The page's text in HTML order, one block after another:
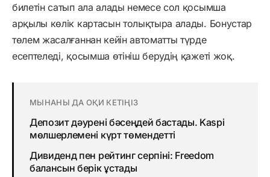
билетін сатып ала алады немесе сол қосымша
арқылы көлік картасын толықтыра алады. Бонустар
төлем жасалғаннан кейін автоматты түрде
есептеледі, қосымша өтініш берудің қажеті жоқ.
МЫНАНЫ ДА ОҚИ КЕТІҢІЗ
Депозит дәурені бәсеңдей бастады. Kaspi
мөлшерлемені күрт төмендетті
Дивиденд пен рейтинг серпіні: Freedom
балансын берік ұстады